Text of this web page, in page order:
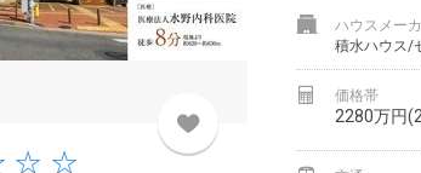
ハウスメー
積水ハウス/
価格帯
2280万円